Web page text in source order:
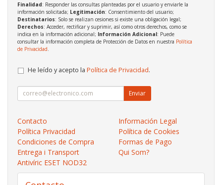
Finalidad: Responder las consultas planteadas por el usuario y enviarle la
información solicitada; Legitimación: Consentimiento del usuario;
Destinatarios: Solo se realizan cesiones si existe una obligación legal;
Derechos: Acceder, rectificar y suprimir, así como otros derechos, como se
indica en la información adicional; Información Adicional: Puede
consultar la información completa de Protección de Datos en nuestra Política
de Privacidad
He leído y acepto la Política de Privacidad.
Enviar
Contacto
Información Legal
Política Privacidad
Política de Cookies
Condiciones de Compra
Formas de Pago
Entrega i Transport
Qui Som?
Antivíric ESET NOD32